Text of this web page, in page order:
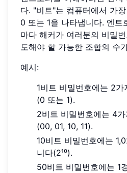
다. "비트"는 컴퓨터에서 가
0 또는 1을 나타냅니다. 엔트
마다 해커가 여러분의 비밀
도해야 할 가능한 조합의 수
예시:
1비트 비밀번호에는 2
(0 또는 1).
2비트 비밀번호에는 4
(00, 01, 10, 11).
10비트 비밀번호에는
니다(2¹⁰).
50비트 비밀번호에는 1